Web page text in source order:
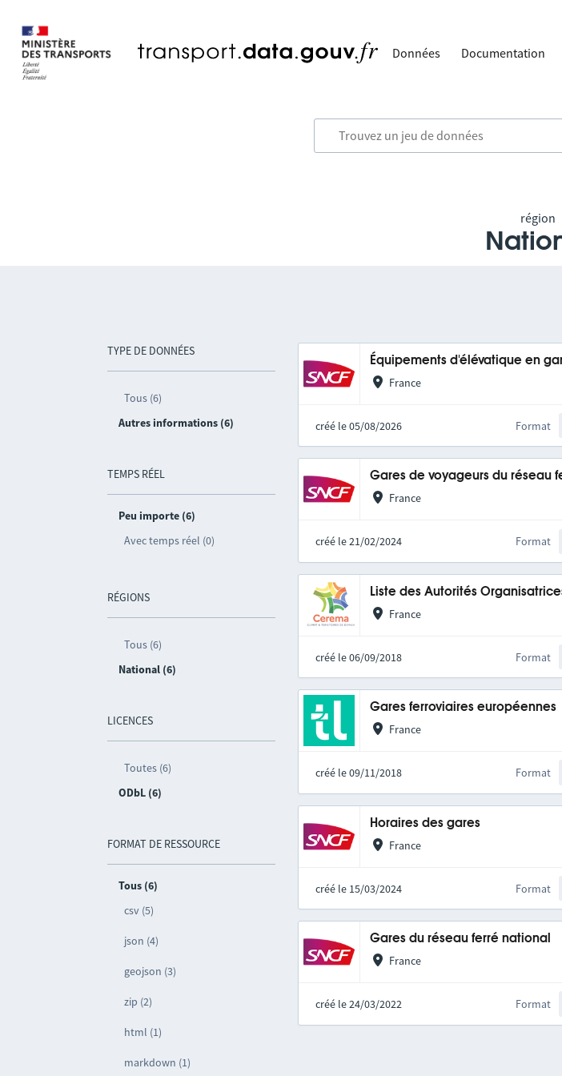
Données Documentation
région
TYPE DE DONNÉES
Tous (6)
Autres informations (6)
TEMPS RÉEL
Peu importe (6)
Avec temps réel (0)
RÉGIONS
Tous (6)
National (6)
LICENCES
Toutes (6)
ODbL (6)
FORMAT DE RESSOURCE
Tous (6)
csv (5)
json (4)
geojson (3)
zip (2)
html (1)
markdown (1)
Équipements d'élévatique en
France
créé le 05/08/2026 Format
Gares de voyageurs du réseau
France
créé le 21/02/2024 Format
Liste des Autorités
France
créé le 06/09/2018 Format
Gares ferroviaires européennes
France
créé le 09/11/2018 Format
Horaires des gares
France
créé le 15/03/2024 Format
Gares du réseau ferré national
France
créé le 24/03/2022 Format